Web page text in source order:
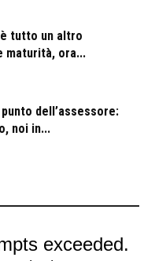
è tutto un altro
maturità, ora...
dell’assessore:
noi in...